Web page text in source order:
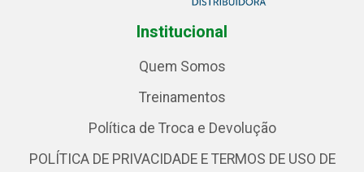
Institucional
Quem Somos
Treinamentos
Política de Troca e Devolução
POLÍTICA DE PRIVACIDADE E TERMOS DE USO DE